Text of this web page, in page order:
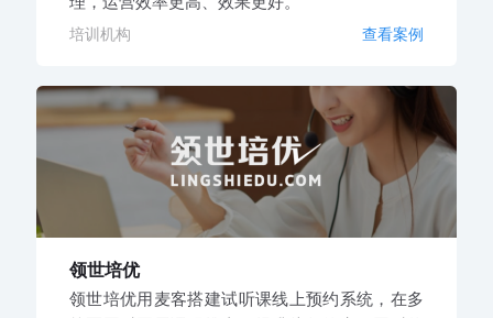
培训机构 查看案例
领世培优
领世培优用麦客搭建试听课线上预约系统，在多